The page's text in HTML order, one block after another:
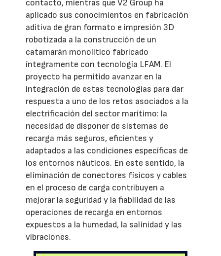
contacto, mientras que V2 Group ha
aplicado sus conocimientos en fabricación
aditiva de gran formato e impresión 3D
robotizada a la construcción de un
catamarán monolítico fabricado
íntegramente con tecnología LFAM. El
proyecto ha permitido avanzar en la
integración de estas tecnologías para dar
respuesta a uno de los retos asociados a la
electrificación del sector marítimo: la
necesidad de disponer de sistemas de
recarga más seguros, eficientes y
adaptados a las condiciones específicas de
los entornos náuticos. En este sentido, la
eliminación de conectores físicos y cables
en el proceso de carga contribuyen a
mejorar la seguridad y la fiabilidad de las
operaciones de recarga en entornos
expuestos a la humedad, la salinidad y las
vibraciones.